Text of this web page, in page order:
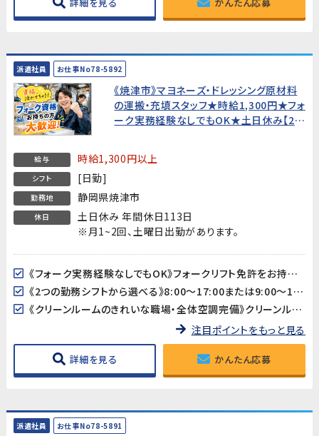
派遣社員 お仕事No78-5892
《焼津市》マヨネーズ・ドレッシング原材料
の運搬・充填スタッフ★時給1,300円★フォ
ーク実務経験なしでもOK★土日休み【20
給与 時給1,300円以上
シフト [日勤]
勤務地 静岡県焼津市
休日
土日休み 年間休日113日
※月1~2回、土曜日出勤があります。
《フォーク実務経験なしでもOK》フォークリフト免許をお持ちであれば、実務経験がなくても歓迎します。フォーク作業は全体の1割程度で、メインは運搬・充填・洗浄作業です。
《2つの勤務シフトから選べる》8:00〜17:00または9:00〜18:00のどちらかを選択できます。自分の生活スタイルに合わせた働き方が可能です。
《クリーンルームのきれいな職場・全体空調完備》クリーンルーム（フル装備）での作業で清潔な環境が保たれています。全体空調完備で、季節を問わず快適に働けます。
注目ポイントをもっと見る
詳細を見る かんたん応募
派遣社員 お仕事No78-5891